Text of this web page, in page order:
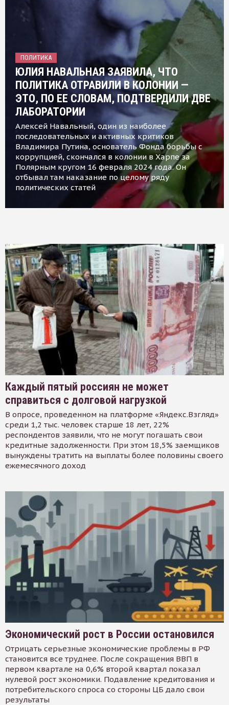
ПОЛИТИКА
ЮЛИЯ НАВАЛЬНАЯ ЗАЯВИЛА, ЧТО
ПОЛИТИКА ОТРАВИЛИ В КОЛОНИИ —
ЭТО, ПО ЕЕ СЛОВАМ, ПОДТВЕРДИЛИ ДВЕ
ЛАБОРАТОРИИ
Алексей Навальный, один из наиболее
последовательных и активных критиков
Владимира Путина, основатель Фонда борьбы с
коррупцией, скончался в колонии в Харпе за
Полярным кругом 16 февраля 2024 года. Он
отбывал там наказание по целому ряду
политических статей
Каждый пятый россиян не может
справиться с долговой нагрузкой
В опросе, проведенном на платформе «Яндекс.Взгляд»
среди 1,2 тыс. человек старше 18 лет, 22%
респондентов заявили, что не могут погашать свои
кредитные задолженности. При этом 18,5% заемщиков
вынуждены тратить на выплаты более половины своего
ежемесячного доход
Экономический рост в России остановился
Отрицать серьезные экономические проблемы в РФ
становится все труднее. После сокращения ВВП в
первом квартале на 0,6% второй квартал показал
нулевой рост экономики. Подавление кредитования и
потребительского спроса со стороны ЦБ дало свои
результаты